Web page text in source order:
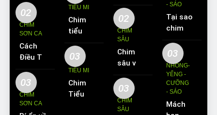
02
CHIM
SƠN CA
Cách
Điều Trị
Hiệu
Quả
Các
Bệnh
03
CHIM
SƠN CA
TIỂU MI
Chim
tiểu mi
ăn gì?
Kinh
nghiệm
chim
tiểu mi
03
TIỂU MI
Chim
Tiểu Mi
02
CHIM
SÂU
Chim
sâu và
những
thông
tin cơ
bản về
03
CHIM
SÂU
- SÁO
Tại sao
chim
Sáo lại
được
yêu
thích
nuôi
làm thú
cưng?
03
NHỒNG-
YỂNG -
CƯỠNG
- SÁO
Mách